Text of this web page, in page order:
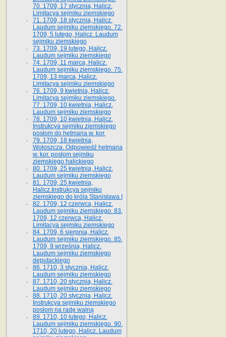
70. 1709, 17 stycznia, Halicz.
Limitacya sejmiku ziemskiego
71. 1709, 18 stycznia, Halicz.
Laudum sejmiku ziemskiego. 72.
1709, 5 lutego, Halicz. Laudum
sejmiku ziemskiego
73. 1709, 19 lutego, Halicz.
Laudum sejmiku ziemskiego
74. 1709, 11 marca, Halicz.
Laudum sejmiku ziemskiego. 75.
1709, 13 marca, Halicz.
Limitacya sejmiku ziemskiego
76. 1709, 9 kwietnia, Halicz.
Limitacya sejmiku ziemskiego.
77. 1709, 10 kwietnia, Halicz.
Laudum sejmiku ziemskiego
78. 1709, 10 kwietnia, Halicz.
Instrukcya sejmiku ziemskiego
posłom do hetmana w. kor.
79. 1709, 18 kwietnia,
Wołoszcza. Odpowiedź hetmana
w. kor. posłom sejmiku
ziemskiego halickiego
80. 1709, 25 kwietnia, Halicz.
Laudum sejmiku ziemskiego
81. 1709, 25 kwietnia,
Halicz.Instrukcya sejmiku
ziemskiego do króla Stanisława I
82. 1709, 12 czerwca, Halicz.
Laudum sejmiku ziemskiego. 83.
1709, 12 czerwca, Halicz.
Limitacya sejmiku ziemskiego
84. 1709, 6 sierpnia, Halicz.
Laudum sejmiku ziemskiego. 85.
1709, 9 września, Halicz.
Laudum sejmiku ziemskiego
deputackiego
86. 1710, 3 stycznia, Halicz.
Laudum sejmiku ziemskiego
87. 1710, 20 stycznia, Halicz.
Laudum sejmiku ziemskiego
88. 1710, 20 stycznia, Halicz.
Instrukcya sejmiku ziemskiego
posłom na radę walną
89. 1710, 10 lutego, Halicz.
Laudum sejmiku ziemskiego. 90.
1710, 20 lutego, Halicz. Laudum